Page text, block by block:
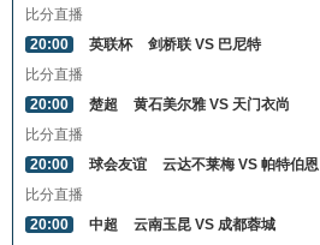
比分直播
20:00
英联杯
剑桥联 VS 巴尼特
比分直播
20:00
楚超
黄石美尔雅 VS 天门衣尚
比分直播
20:00
球会友谊
云达不莱梅 VS 帕特伯恩
比分直播
20:00
中超
云南玉昆 VS 成都蓉城